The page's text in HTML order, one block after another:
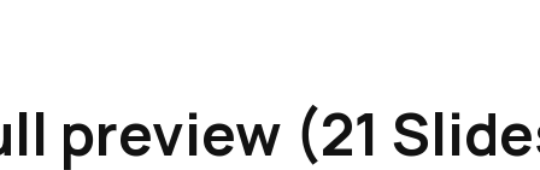
preview (21